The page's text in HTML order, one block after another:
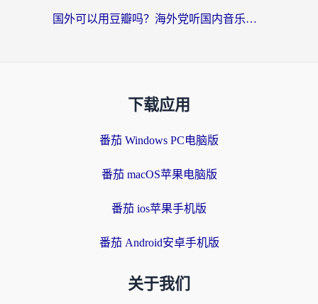
国外可以用豆瓣吗？海外党听国内音乐听书的实用指南
下载应用
番茄 Windows PC电脑版
番茄 macOS苹果电脑版
番茄 ios苹果手机版
番茄 Android安卓手机版
关于我们